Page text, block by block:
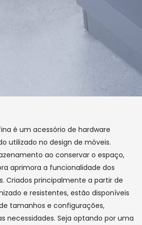
é um acessório de hardware
utilizado no design de móveis.
ao conservar o espaço,
aprimora a funcionalidade dos
Criados principalmente a partir de
e resistentes, estão disponíveis
tamanhos e configurações,
necessidades. Seja optando por uma